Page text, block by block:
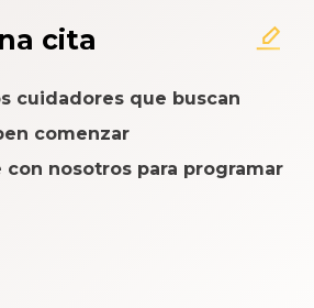
cita
cuidadores que buscan
comenzar
nosotros para programar